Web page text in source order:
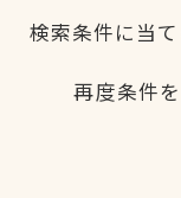
検索条件に当
再度条件